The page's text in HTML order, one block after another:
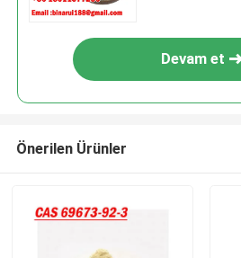
Devam et
Önerilen Ürünler